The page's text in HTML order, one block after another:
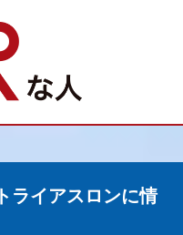
ライアスロンに情